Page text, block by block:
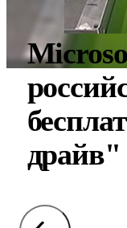
драйв"